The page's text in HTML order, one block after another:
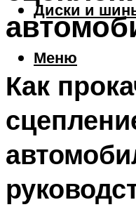
Диски и
Меню
Как